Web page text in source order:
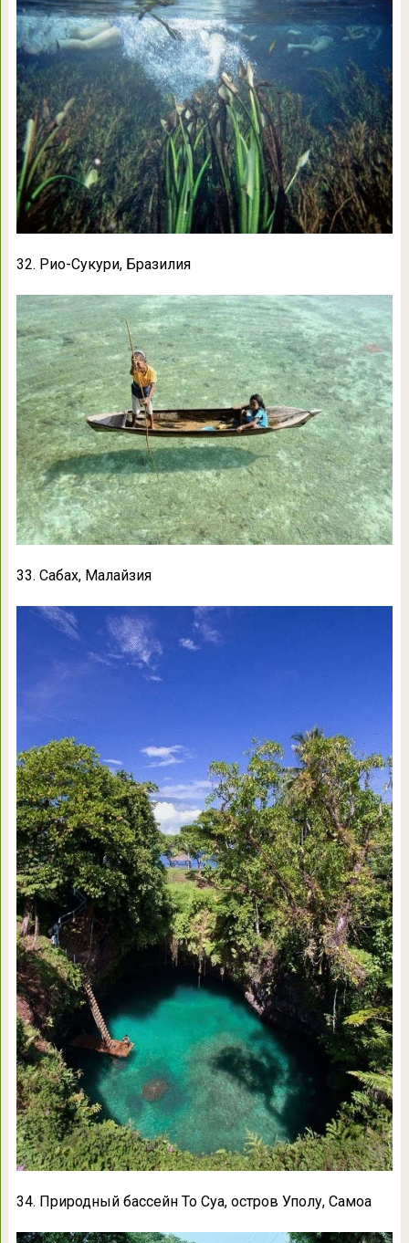
32. Рио-Сукури, Бразилия
33. Сабах, Малайзия
34. Природный бассейн То Суа, остров Уполу, Самоа